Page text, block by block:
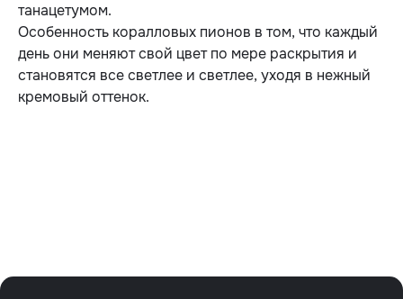
танацетумом.
Особенность коралловых пионов в том, что каждый
день они меняют свой цвет по мере раскрытия и
становятся все светлее и светлее, уходя в нежный
кремовый оттенок.